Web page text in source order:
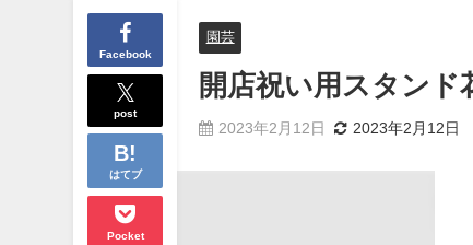
Facebook
post
はてブ
Pocket
園芸
開店祝い用スタンド
2023年2月12日 2023年2月12日